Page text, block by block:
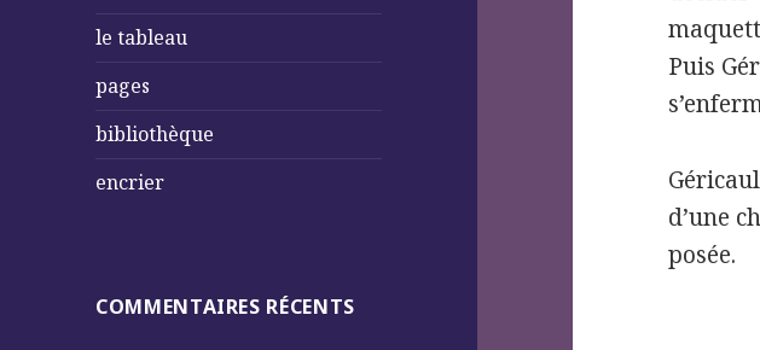
le tableau
pages
bibliothèque
encrier
COMMENTAIRES RÉCENTS
Puis
d’une
posée.